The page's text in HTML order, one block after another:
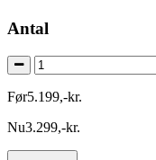
Antal
Før5.199,-kr.
Nu3.299,-kr.